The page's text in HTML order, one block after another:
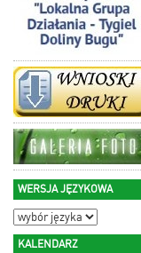
WERSJA JĘZYKOWA
KALENDARZ